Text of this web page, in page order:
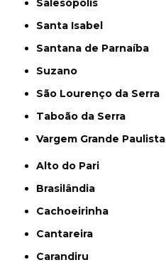
Salesópolis
Santa Isabel
Santana de Parnaíba
Suzano
São Lourenço da Serra
Taboão da Serra
Vargem Grande Paulista
Alto do Pari
Brasilândia
Cachoeirinha
Cantareira
Carandiru